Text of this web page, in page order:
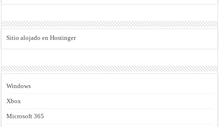
Sitio alojado en Hostinger
Windows
Xbox
Microsoft 365